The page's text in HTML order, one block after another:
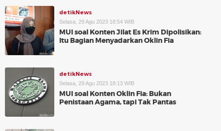
detikNews
Selasa, 29 Agu 2023 18:54 WIB
MUI soal Konten Jilat Es Krim Dipolisikan:
Itu Bagian Menyadarkan Oklin Fia
detikNews
Selasa, 29 Agu 2023 18:13 WIB
MUI soal Konten Oklin Fia: Bukan
Penistaan Agama, tapi Tak Pantas